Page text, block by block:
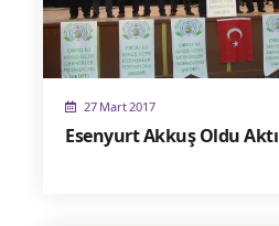
27 Mart 2017
Esenyurt Akkuş Oldu Aktı